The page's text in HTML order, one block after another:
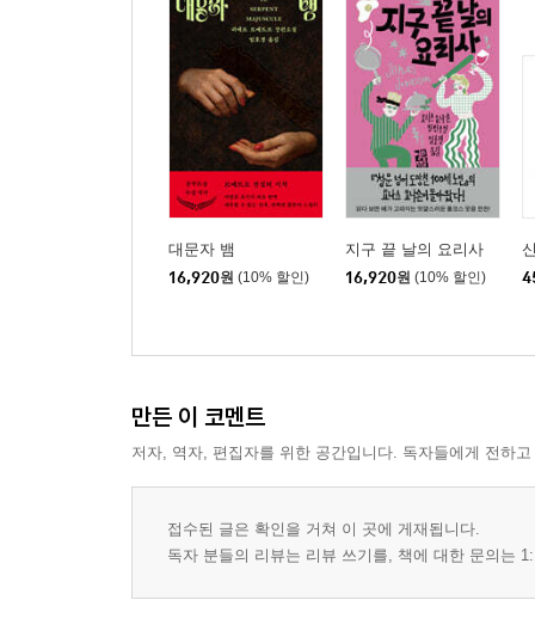
대문자 뱀
16,920원 (10% 할인)
지구 끝 날의 요리사
16,920원 (10% 할인)
만든 이 코멘트
저자, 역자, 편집자를 위한 공간입니다. 독자들에게 전하
접수된 글은 확인을 거쳐 이 곳에 게재됩니다.
독자 분들의 리뷰는 리뷰 쓰기를, 책에 대한 문의는